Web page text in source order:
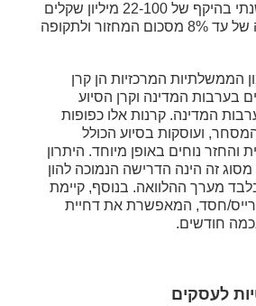
המגלגלים מחזור שנתי בהיקף של 22-100 מיליון שקלים
בשנה, וניתנות גובה של עד 8% מסכום המחזור ולתקופה
הממשלתיות המרכזיות הן קרן
בערבות המדינה וקרן הסיוע
המדינה. קרנות אלו כפופות
ועוסקות בסיוע הכולל
והחזר נוחים באופן מיוחד. היתרון
זה הינה הדרישה הנמוכה להון
על סך 20% בלבד מערך ההלוואה. בנוסף, קיימת
חסד, המאפשרת את דחיית
חודשים.